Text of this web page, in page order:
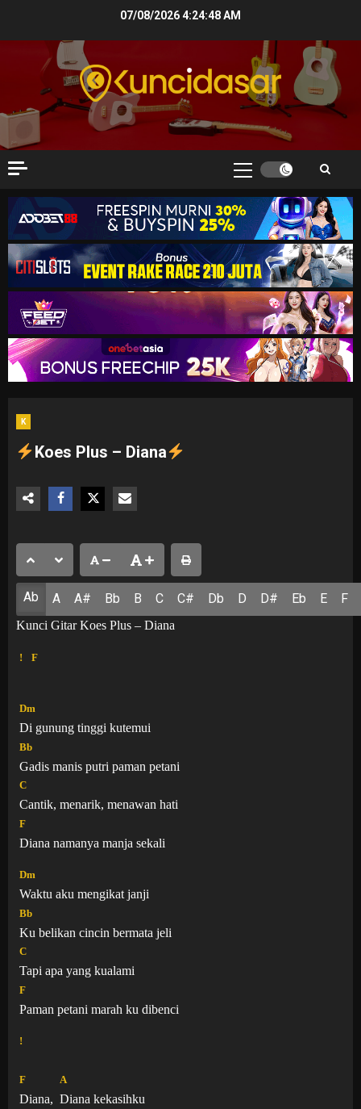
07/08/20264:24:49 AM
Primary
K
Koes Plus – Diana
Ab A A# Bb B C C# Db D D# Eb E F
Kunci Gitar Koes Plus – Diana
! F
Dm
Di gunung tinggi kutemui
Bb
Gadis manis putri paman petani
C
Cantik, menarik, menawan hati
F
Diana namanya manja sekali
Dm
Waktu aku mengikat janji
Bb
Ku belikan cincin bermata jeli
C
Tapi apa yang kualami
F
Paman petani marah ku dibenci
!
F
Diana,
A
Diana kekasihku